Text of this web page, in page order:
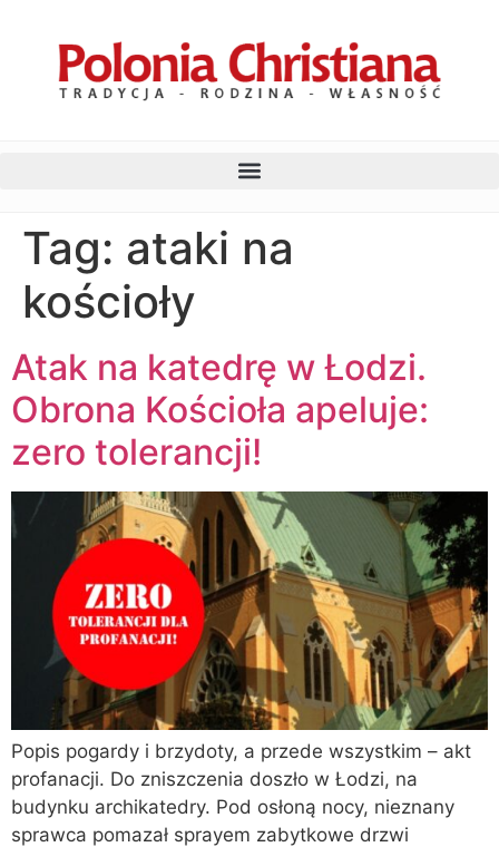
Tag: ataki na
kościoły
Atak na katedrę w Łodzi.
Obrona Kościoła apeluje:
zero tolerancji!
Popis pogardy i brzydoty, a przede wszystkim – akt
profanacji. Do zniszczenia doszło w Łodzi, na
budynku archikatedry. Pod osłoną nocy, nieznany
sprawca pomazał sprayem zabytkowe drzwi